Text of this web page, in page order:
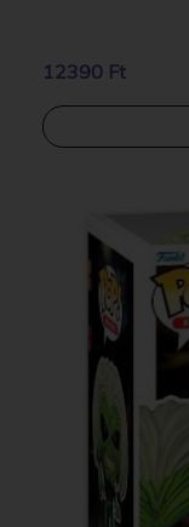
12390 Ft